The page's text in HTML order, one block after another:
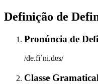
Definição de
Pronúncia de
/de.fiˈni.dɐs/
Classe Gramatical